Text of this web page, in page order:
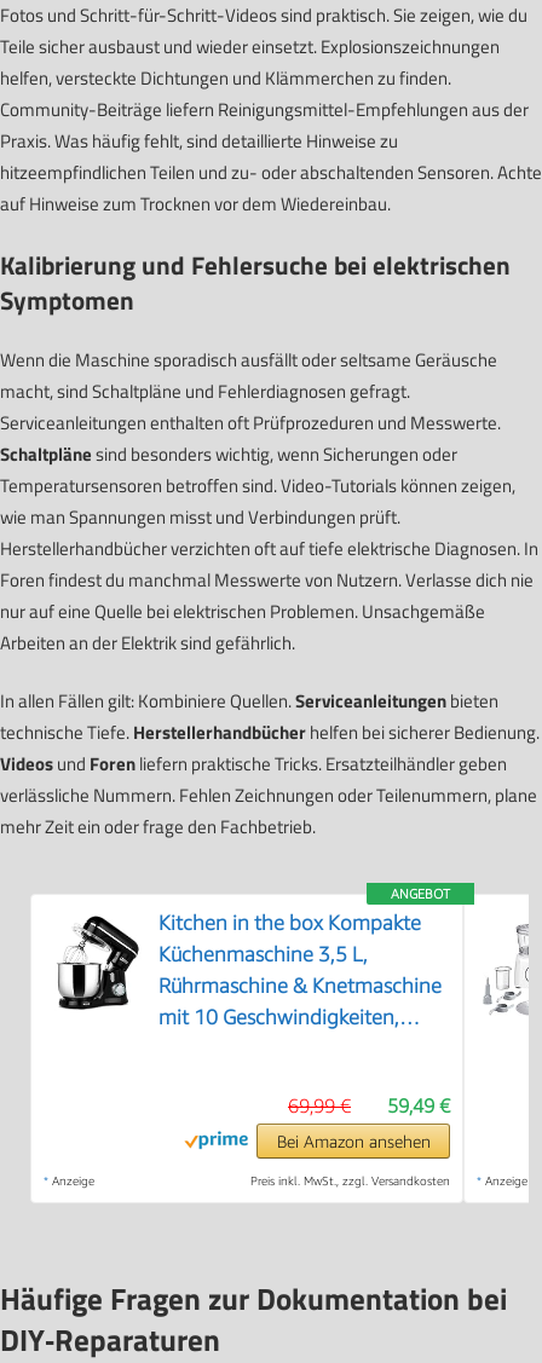
Fotos und Schritt-für-Schritt-Videos sind praktisch. Sie zeigen, wie du
Teile sicher ausbaust und wieder einsetzt. Explosionszeichnungen
helfen, versteckte Dichtungen und Klämmerchen zu finden.
Community-Beiträge liefern Reinigungsmittel-Empfehlungen aus der
Praxis. Was häufig fehlt, sind detaillierte Hinweise zu
hitzeempfindlichen Teilen und zu- oder abschaltenden Sensoren. Achte
auf Hinweise zum Trocknen vor dem Wiedereinbau.
Kalibrierung und Fehlersuche bei elektrischen
Symptomen
Wenn die Maschine sporadisch ausfällt oder seltsame Geräusche
macht, sind Schaltpläne und Fehlerdiagnosen gefragt.
Serviceanleitungen enthalten oft Prüfprozeduren und Messwerte.
Schaltplänesind besonders wichtig, wenn Sicherungen oder
Temperatursensoren betroffen sind. Video-Tutorials können zeigen,
wie man Spannungen misst und Verbindungen prüft.
Herstellerhandbücher verzichten oft auf tiefe elektrische Diagnosen. In
Foren findest du manchmal Messwerte von Nutzern. Verlasse dich nie
nur auf eine Quelle bei elektrischen Problemen. Unsachgemäße
Arbeiten an der Elektrik sind gefährlich.
In allen Fällen gilt: Kombiniere Quellen.Serviceanleitungenbieten
technische Tiefe.Herstellerhandbücherhelfen bei sicherer Bedienung.
Videosund Forenliefern praktische Tricks. Ersatzteilhändler geben
verlässliche Nummern. Fehlen Zeichnungen oder Teilenummern, plane
mehr Zeit ein oder frage den Fachbetrieb.
ANGEBOT
Kitchen in the box Kompakte
Küchenmaschine 3,5 L,
Rührmaschine & Knetmaschine
mit 10 Geschwindigkeiten,
Schneebesen, ideal für kleine
Küchen,Schwarz
59,49 €
69,99 €
Bei Amazon ansehen
* Anzeige Preis inkl. MwSt., zzgl. Versandkosten * Anzeige
Häufige Fragen zur Dokumentation bei
DIY‑Reparaturen